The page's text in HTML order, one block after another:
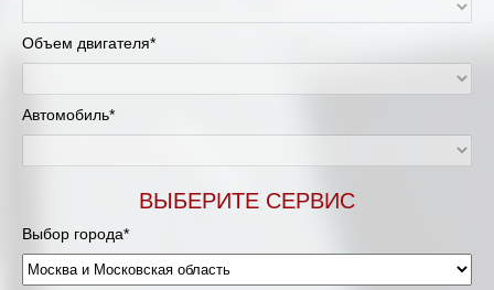
Липецк
Москва и Московская область
Мурманск
Нижневартовск
Объем двигателя*
Автомобиль*
ВЫБЕРИТЕ СЕРВИС
Выбор города*